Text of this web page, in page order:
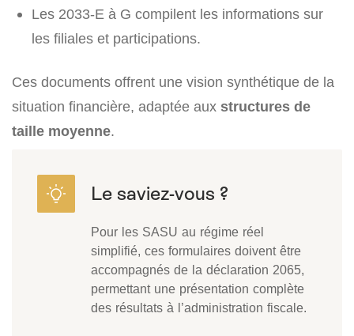
Les 2033-E à G compilent les informations sur
les filiales et participations.
Ces documents offrent une vision synthétique de la
situation financière, adaptée aux structures de
taille moyenne.
Pour les SASU au régime réel
simplifié, ces formulaires doivent être
accompagnés de la déclaration 2065,
permettant une présentation complète
des résultats à l’administration fiscale.